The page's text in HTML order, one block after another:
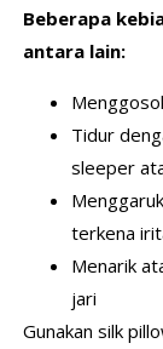
Beberapa
antara lain:
Tidur
sleeper
terkena
Menarik
jari
Gunakan silk